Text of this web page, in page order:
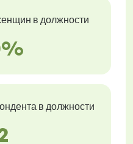
в должности
в должности